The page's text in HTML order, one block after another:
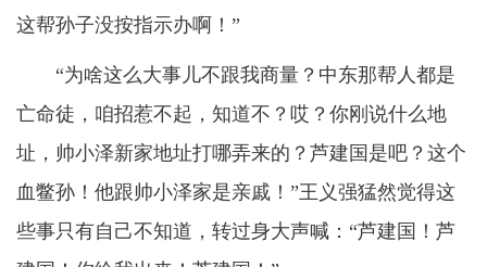
这帮孙子没按指示办啊！”
“为啥这么大事儿不跟我商量？中东那帮人都是
亡命徒，咱招惹不起，知道不？哎？你刚说什么地
址，帅小泽新家地址打哪弄来的？芦建国是吧？这个
血鳖孙！他跟帅小泽家是亲戚！”王义强猛然觉得这
些事只有自己不知道，转过身大声喊：“芦建国！芦